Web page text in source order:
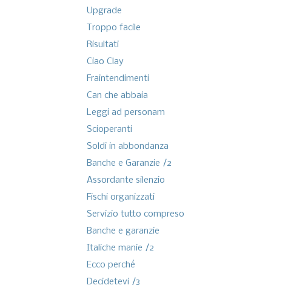
Upgrade
Troppo facile
Risultati
Ciao Clay
Fraintendimenti
Can che abbaia
Leggi ad personam
Scioperanti
Soldi in abbondanza
Banche e Garanzie /2
Assordante silenzio
Fischi organizzati
Servizio tutto compreso
Banche e garanzie
Italiche manie /2
Ecco perché
Decidetevi /3